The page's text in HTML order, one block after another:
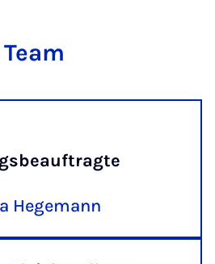
Team
Hegemann